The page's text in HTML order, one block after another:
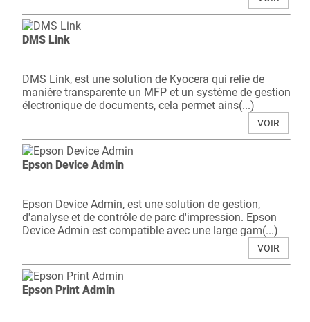
DMS Link
DMS Link, est une solution de Kyocera qui relie de
manière transparente un MFP et un système de gestion
électronique de documents, cela permet ains(...)
VOIR
Epson Device Admin
Epson Device Admin, est une solution de gestion,
d'analyse et de contrôle de parc d'impression. Epson
Device Admin est compatible avec une large gam(...)
VOIR
Epson Print Admin